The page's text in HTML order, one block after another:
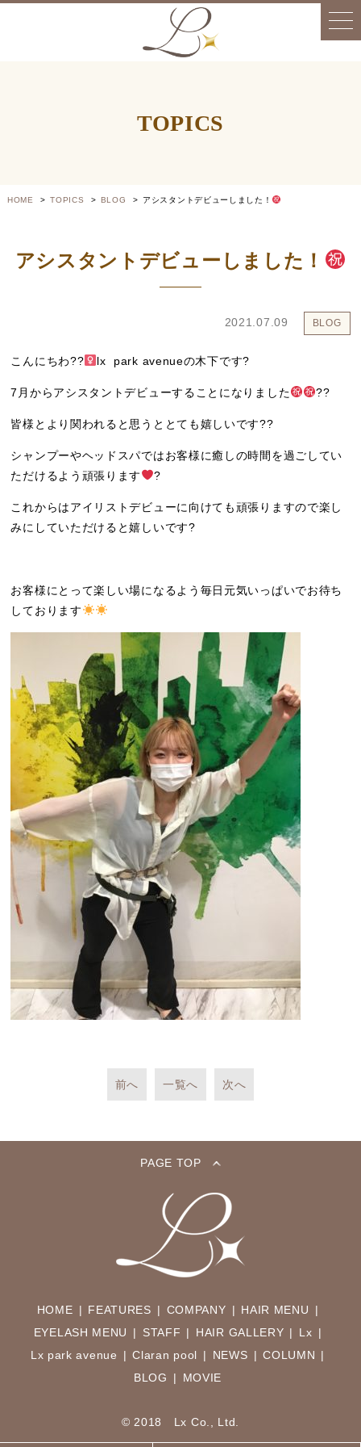
TOPICS
HOME TOPICS BLOG アシスタントデビューしました！
アシスタントデビューしました！
2021.07.09 BLOG
こんにちわ??‍ lx park avenueの木下です?
7月からアシスタントデビューすることになりました ??
皆様とより関われると思うととても嬉しいです??
シャンプーやヘッドスパではお客様に癒しの時間を過ごしてい
ただけるよう頑張ります
‍?
これからはアイリストデビューに向けても頑張りますので楽し
みにしていただけると嬉しいです?
お客様にとって楽しい場になるよう毎日元気いっぱいでお待ち
しております
前へ 一覧へ 次へ
PAGE TOP
HOME FEATURES COMPANY
HAIR MENU
EYELASH MENU
STAFF HAIR GALLERY
Lx
Lx park avenue
Claran pool NEWS
COLUMN
BLOG
MOVIE
© 2018 Lx Co., Ltd.